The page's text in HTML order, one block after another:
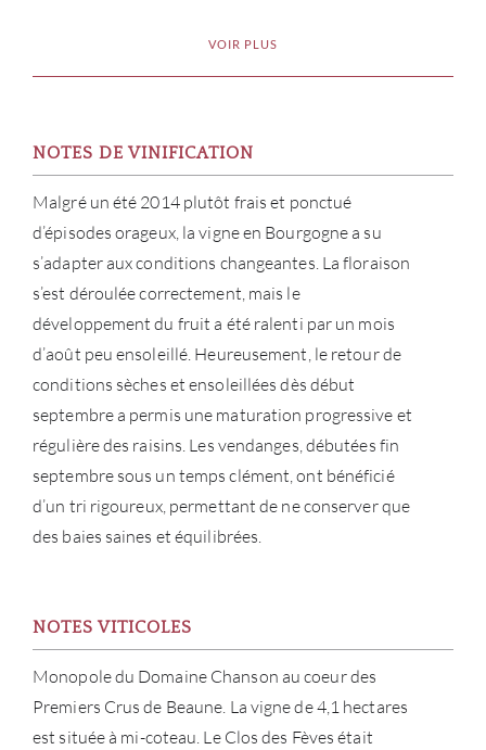
VOIR PLUS
NOTES DE VINIFICATION
Malgré un été 2014 plutôt frais et ponctué
d’épisodes orageux, la vigne en Bourgogne a su
s’adapter aux conditions changeantes. La floraison
s’est déroulée correctement, mais le
développement du fruit a été ralenti par un mois
d’août peu ensoleillé. Heureusement, le retour de
conditions sèches et ensoleillées dès début
septembre a permis une maturation progressive et
régulière des raisins. Les vendanges, débutées fin
septembre sous un temps clément, ont bénéficié
d’un tri rigoureux, permettant de ne conserver que
des baies saines et équilibrées.
NOTES VITICOLES
Monopole du Domaine Chanson au coeur des
Premiers Crus de Beaune. La vigne de 4,1 hectares
est située à mi-coteau. Le Clos des Fèves était